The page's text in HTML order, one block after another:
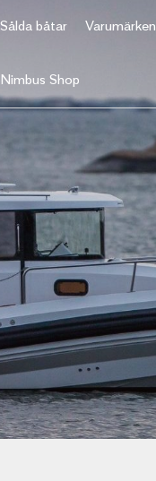
Sålda båtar Varumärken
Nimbus Shop